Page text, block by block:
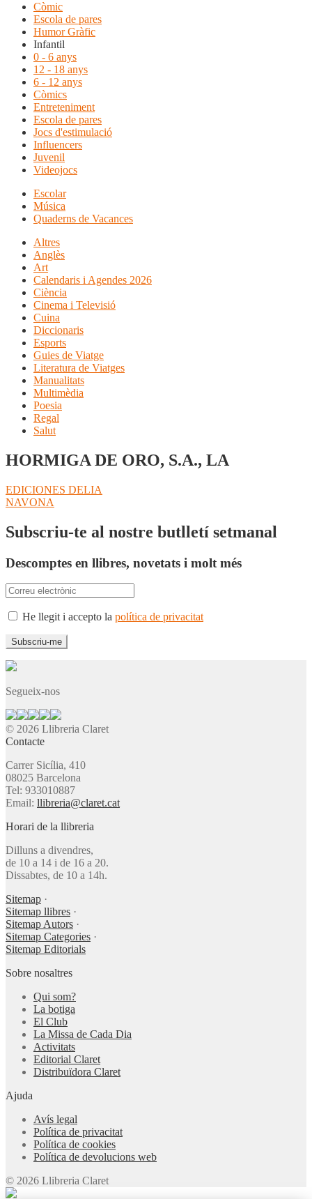
Còmic
Escola de pares
Humor Gràfic
Infantil
0 - 6 anys
12 - 18 anys
6 - 12 anys
Còmics
Entreteniment
Escola de pares
Jocs d'estimulació
Influencers
Juvenil
Videojocs
Escolar
Música
Quaderns de Vacances
Altres
Anglès
Art
Calendaris i Agendes 2026
Ciència
Cinema i Televisió
Cuina
Diccionaris
Esports
Guies de Viatge
Literatura de Viatges
Manualitats
Multimèdia
Poesia
Regal
Salut
HORMIGA DE ORO, S.A., LA
Navegació
d'entrades
Entrada
anterior:
EDICIONES DELIA
Pròxima
NAVONA
Subscriu-te al nostre butlletí setmanal
Descomptes en llibres, novetats i molt més
He llegit i accepto la política de privacitat
Segueix-nos
© 2026 Llibreria Claret
Contacte
Carrer Sicília, 410
08025 Barcelona
Tel: 933010887
Email: llibreria@claret.cat
Horari de la llibreria
Dilluns a divendres,
de 10 a 14 i de 16 a 20.
Dissabtes, de 10 a 14h.
Sitemap ·
Sitemap llibres ·
Sitemap Autors ·
Sitemap Categories ·
Sitemap Editorials
Sobre nosaltres
Qui som?
La botiga
El Club
La Missa de Cada Dia
Activitats
Editorial Claret
Distribuïdora Claret
Ajuda
Avís legal
Política de privacitat
Política de cookies
Política de devolucions web
© 2026 Llibreria Claret